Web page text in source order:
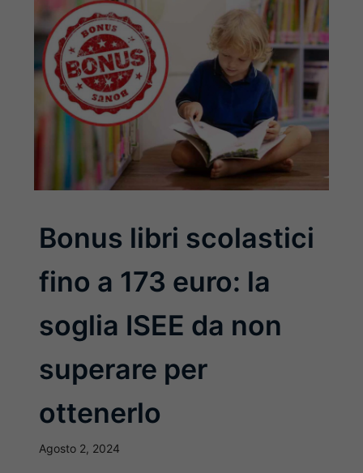
Bonus libri scolastici
fino a 173 euro: la
soglia ISEE da non
superare per
ottenerlo
Agosto 2, 2024